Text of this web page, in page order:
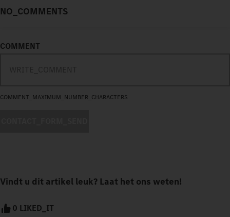
NO_COMMENTS
COMMENT
COMMENT_MAXIMUM_NUMBER_CHARACTERS
Vindt u dit artikel leuk? Laat het ons weten!
0 LIKED_IT